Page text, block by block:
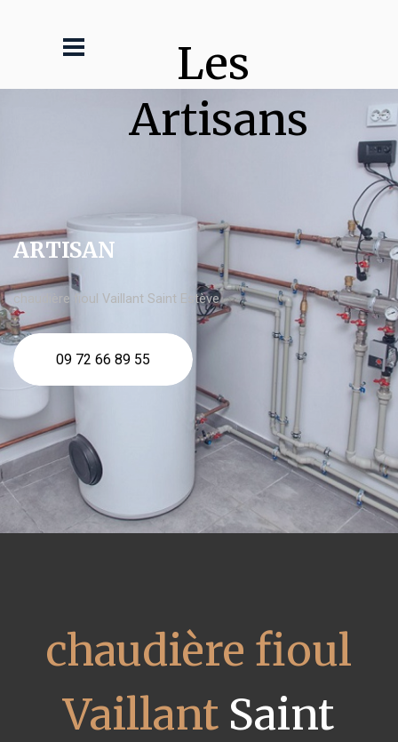
Les
Artisans
ARTISAN
chaudière fioul Vaillant Saint Estève
09 72 66 89 55
chaudière fioul
Vaillant Saint